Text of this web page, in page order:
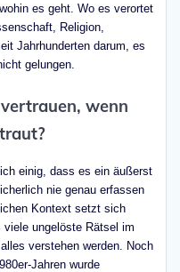
es geht. Wo es verortet
Religion,
Jahrhunderten darum, es
gelungen.
wenn
einig, dass es ein äußerst
nie genau erfassen
Kontext setzt sich
ungelöste Rätsel im
verstehen werden. Noch
Jahren wurde